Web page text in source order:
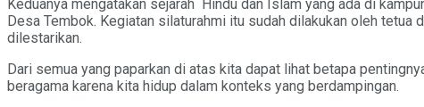
Keduanya mengatakan sejarah Hindu dan Islam yang ada di
Desa Tembok. Kegiatan silaturahmi itu sudah dilakukan oleh
dilestarikan.
Dari semua yang paparkan di atas kita dapat lihat betapa
beragama karena kita hidup dalam konteks yang berdampingan.